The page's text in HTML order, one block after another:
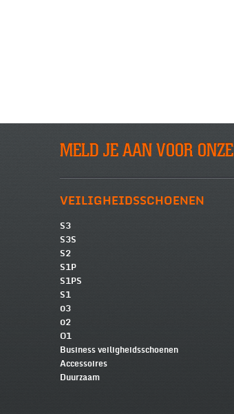
MELD JE AAN VOOR ONZE
VEILIGHEIDSSCHOENEN
S3
S3S
S2
S1P
S1PS
S1
03
02
O1
Business veiligheidsschoenen
Accessoires
Duurzaam